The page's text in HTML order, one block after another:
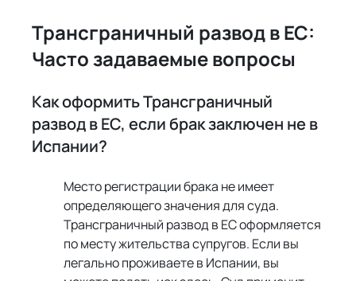
Трансграничный развод в ЕС:
Часто задаваемые вопросы
Как оформить Трансграничный
развод в ЕС, если брак заключен не в
Испании?
Место регистрации брака не имеет
определяющего значения для суда.
Трансграничный развод в ЕС оформляется
по месту жительства супругов. Если вы
легально проживаете в Испании, вы